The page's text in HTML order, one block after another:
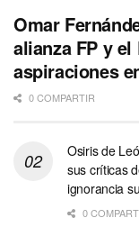
Omar
alianza FP y el
aspiraciones
0 COMPARTIR
Osiris de
sus críticas
ignorancia
0